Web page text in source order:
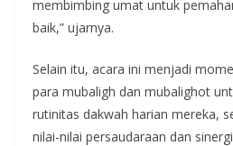
membimbing umat untuk
baik,” ujarnya.
Selain itu, acara ini menjadi
para mubaligh dan mubalighot
rutinitas dakwah harian mereka,
nilai-nilai persaudaraan dan